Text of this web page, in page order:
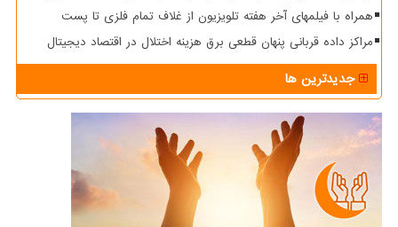
همراه با فیلمهای آخر هفته تلویزیون از غلاف تمام فلزی تا پست
مراکز داده قربانی پنهان قطعی برق هزینه اختلال در اقتصاد دیجیتال
جدیدترین ها